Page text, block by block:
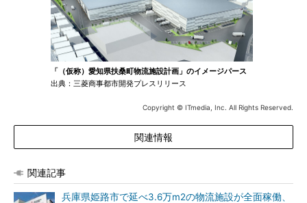
「（仮称）愛知県扶桑町物流施設計画」のイメージパース
出典：三菱商事都市開発プレスリリース
Copyright © ITmedia, Inc. All Rights Reserved.
関連情報
関連記事
兵庫県姫路市で延べ3.6万m2の物流施設が全面稼働、